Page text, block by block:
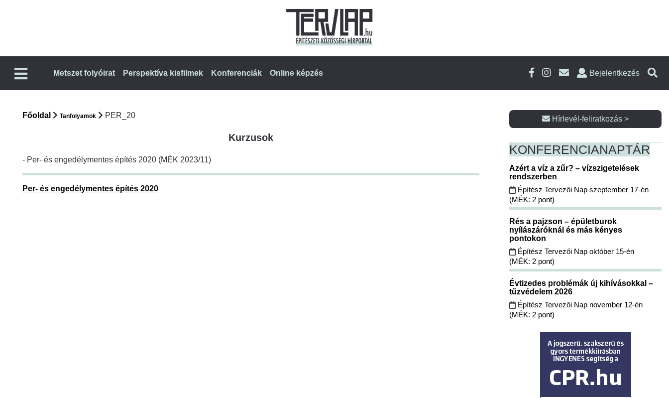
Metszet folyóirat Perspektíva kisfilmek Konferenciák Online képzés Bejelentkezés
Főoldal Tanfolyamok PER_20
Kurzusok
- Per- és engedélymentes építés 2020 (MÉK 2023/11)
Per- és engedélymentes építés 2020
Hírlevél-feliratkozás >
KONFERENCIANAPTÁR
Azért a víz a zűr? – vízszigetelések
rendszerben
Építész Tervezői Nap szeptember 17-én
(MÉK: 2 pont)
Rés a pajzson – épületburok
nyílászáróknál és más kényes
pontokon
Építész Tervezői Nap október 15-én
(MÉK: 2 pont)
Évtizedes problémák új kihívásokkal –
tűzvédelem 2026
Építész Tervezői Nap november 12-én
(MÉK: 2 pont)